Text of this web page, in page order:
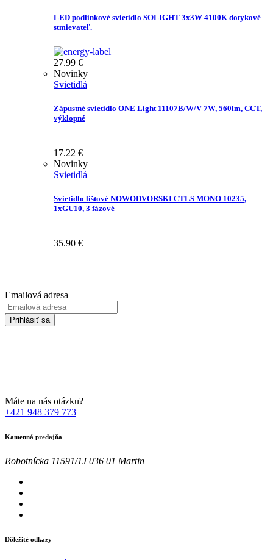
LED podlinkové svietidlo SOLIGHT 3x3W 4100K dotykové
stmievateľ.
27.99 €
Novinky
Svietidlá
Zápustné svietidlo ONE Light 11107B/W/V 7W, 560lm, CCT,
výklopné
17.22 €
Novinky
Svietidlá
Svietidlo lištové NOWODVORSKI CTLS MONO 10235,
1xGU10, 3 fázové
35.90 €
Emailová adresa
Prihlásiť sa
Máte na nás otázku?
+421 948 379 773
Kamenná predajňa
Robotnícka 11591/1J 036 01 Martin
Dôležité odkazy